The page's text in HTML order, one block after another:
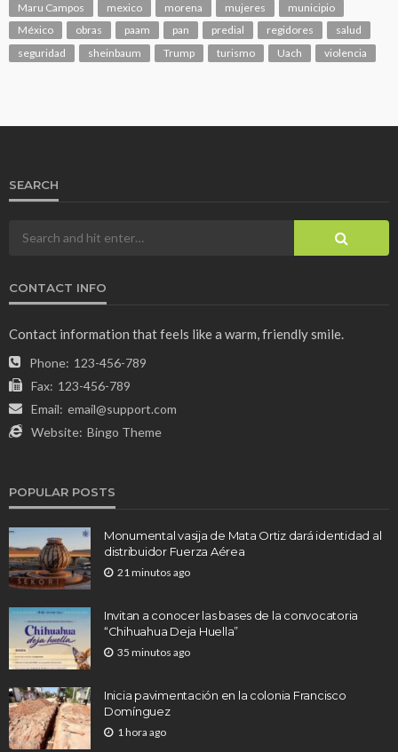
Maru Campos
mexico morena mujeres
municipio
México
obras paam pan predial regidores
salud
seguridad
sheinbaum Trump turismo Uach violencia
SEARCH
CONTACT INFO
Contact information that feels like a warm, friendly smile.
Phone: 123-456-789
Fax: 123-456-789
Email: email@support.com
Website: Bingo Theme
POPULAR POSTS
Monumental vasija de Mata Ortiz dará identidad al
distribuidor Fuerza Aérea
21 minutos ago
Invitan a conocer las bases de la convocatoria
“Chihuahua Deja Huella”
35 minutos ago
Inicia pavimentación en la colonia Francisco
Domínguez
1 hora ago